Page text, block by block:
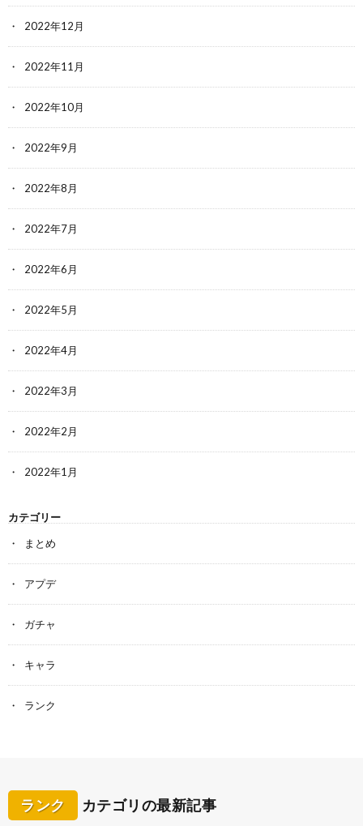
2022年12月
2022年11月
2022年10月
2022年9月
2022年8月
2022年7月
2022年6月
2022年5月
2022年4月
2022年3月
2022年2月
2022年1月
カテゴリー
まとめ
アプデ
ガチャ
キャラ
ランク
ランク カテゴリの最新記事